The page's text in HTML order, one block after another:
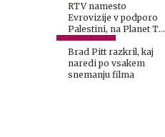
RTV namesto
Evrovizije v podporo
Palestini, na Planet TV
z drugačno potezo
Brad Pitt razkril, kaj
naredi po vsakem
snemanju filma